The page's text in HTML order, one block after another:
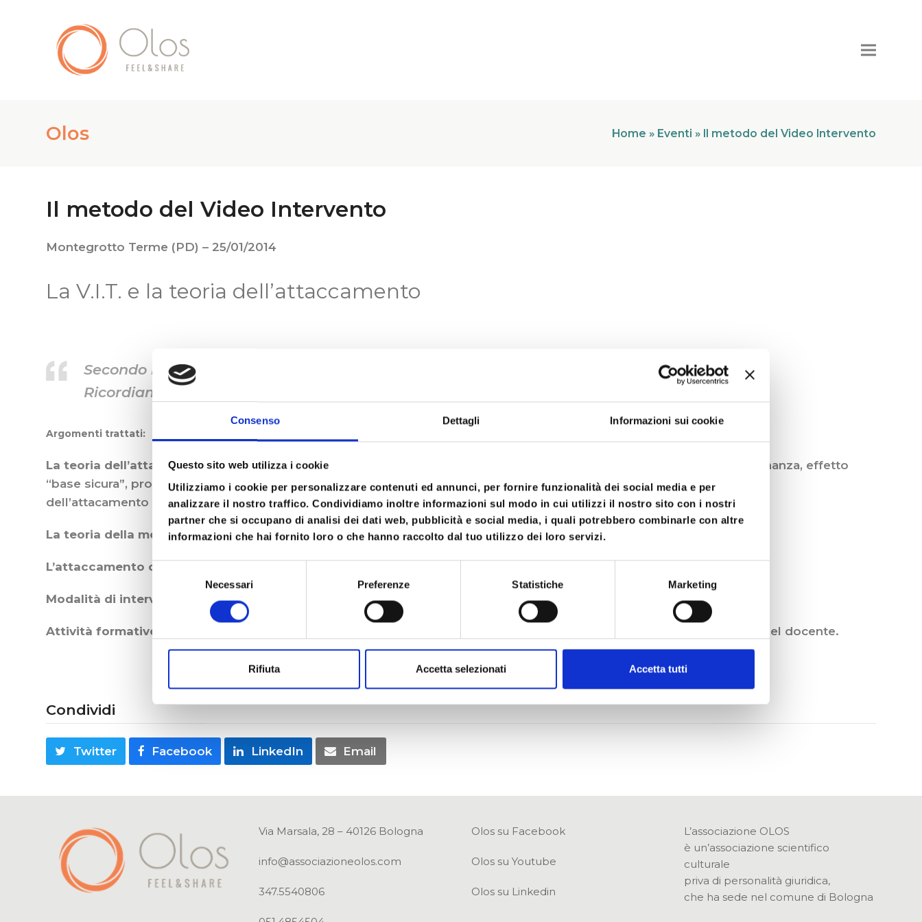
Consenso Dettagli Informazioni sui cookie
Questo sito web utilizza i cookie
Utilizziamo i cookie per personalizzare contenuti ed annunci, per fornire funzionalità dei social media e per
analizzare il nostro traffico. Condividiamo inoltre informazioni sul modo in cui utilizzi il nostro sito con i nostri
partner che si occupano di analisi dei dati web, pubblicità e social media, i quali potrebbero combinarle con altre
informazioni che hai fornito loro o che hanno raccolto dal tuo utilizzo dei loro servizi.
Selezione
consenso
Necessari Preferenze Statistiche Marketing
Rifiuta Accetta selezionati Accetta tutti
Olos Home » Eventi » Il metodo del Video Intervento
Il metodo del Video Intervento
Montegrotto Terme (PD) – 25/01/2014
La V.I.T. e la teoria dell’attaccamento
Secondo incontro sul tema del videointervento.
Ricordiamo che in questo percorso è possibile frequentare anche solo il singolo weekend.
Argomenti trattati:
La teoria dell’attaccamento:lo sviluppo del sistema di attaccamento, i comportamenti di attaccamento (ricerca di vicinanza, effetto
“base sicura”, protesta per la separazione), pattern di attaccamento, i modelli operativi interni
dell’attacamento (m.o.i.), l’attaccamento in età adulta
La teoria della mente:la funzione riflessiva della mente, attaccamento e mentalizzazione
L’attaccamento come criterio di lettura delle interazioni videoregistrate genitore-bambino e tra adulti.
Modalità di intervento
Attività formative – esperienziali: apprendimento in piccoli gruppi, osservazione, analisi e role playing, dimostrazione del docente.
Condividi
Twitter Facebook LinkedIn Email
Via Marsala, 28 – 40126 Bologna
info@associazioneolos.com
347.5540806
Olos su Facebook
Olos su Youtube
Olos su Linkedin
L’associazione OLOS
è un’associazione scientifico
culturale
priva di personalità giuridica,
che ha sede nel comune di Bologna